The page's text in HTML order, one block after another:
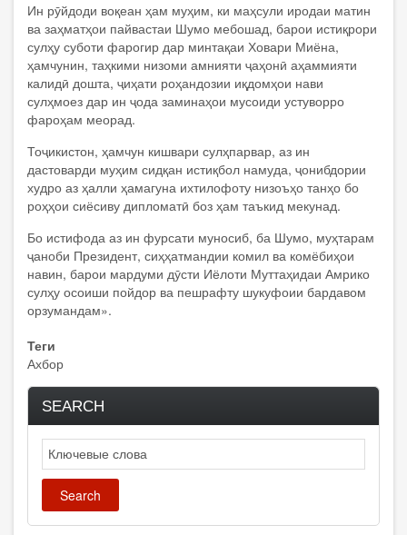
Ин рӯйдоди воқеан ҳам муҳим, ки маҳсули иродаи матин
ва заҳматҳои пайвастаи Шумо мебошад, барои истиқрори
сулҳу суботи фарогир дар минтақаи Ховари Миёна,
ҳамчунин, таҳкими низоми амнияти ҷаҳонӣ аҳаммияти
калидӣ дошта, ҷиҳати роҳандозии иқдомҳои нави
сулҳмоез дар ин ҷода заминаҳои мусоиди устуворро
фароҳам меорад.
Тоҷикистон, ҳамчун кишвари сулҳпарвар, аз ин
дастоварди муҳим сидқан истиқбол намуда, ҷонибдории
худро аз ҳалли ҳамагуна ихтилофоту низоъҳо танҳо бо
роҳҳои сиёсиву дипломатӣ боз ҳам таъкид мекунад.
Бо истифода аз ин фурсати муносиб, ба Шумо, муҳтарам
ҷаноби Президент, сиҳҳатмандии комил ва комёбиҳои
навин, барои мардуми дӯсти Иёлоти Муттаҳидаи Амрико
сулҳу осоиши пойдор ва пешрафту шукуфоии бардавом
орзумандам».
Теги
Ахбор
SEARCH
Search